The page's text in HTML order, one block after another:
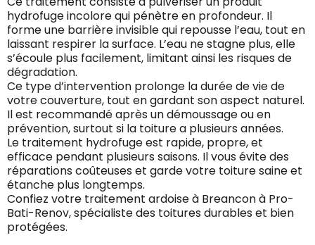
hydrofuge incolore qui pénètre en profondeur. Il
forme une barrière invisible qui repousse l’eau, tout en
laissant respirer la surface. L’eau ne stagne plus, elle
s’écoule plus facilement, limitant ainsi les risques de
dégradation.
Ce type d’intervention prolonge la durée de vie de
votre couverture, tout en gardant son aspect naturel.
Il est recommandé après un démoussage ou en
prévention, surtout si la toiture a plusieurs années.
Le traitement hydrofuge est rapide, propre, et
efficace pendant plusieurs saisons. Il vous évite des
réparations coûteuses et garde votre toiture saine et
étanche plus longtemps.
Confiez votre traitement ardoise à Breancon à Pro-
Bati-Renov, spécialiste des toitures durables et bien
protégées.